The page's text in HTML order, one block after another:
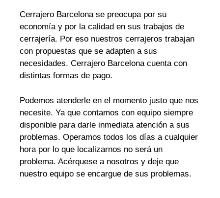
Cerrajero Barcelona se preocupa por su
economía y por la calidad en sus trabajos de
cerrajería. Por eso nuestros cerrajeros trabajan
con propuestas que se adapten a sus
necesidades. Cerrajero Barcelona cuenta con
distintas formas de pago.
Podemos atenderle en el momento justo que nos
necesite. Ya que contamos con equipo siempre
disponible para darle inmediata atención a sus
problemas. Operamos todos los días a cualquier
hora por lo que localizarnos no será un
problema. Acérquese a nosotros y deje que
nuestro equipo se encargue de sus problemas.